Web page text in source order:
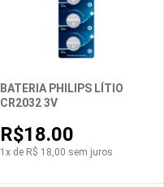
BATERIA PHILIPS LÍTIO
CR2032 3V
R$18.00
1x de R$ 18,00 sem juros